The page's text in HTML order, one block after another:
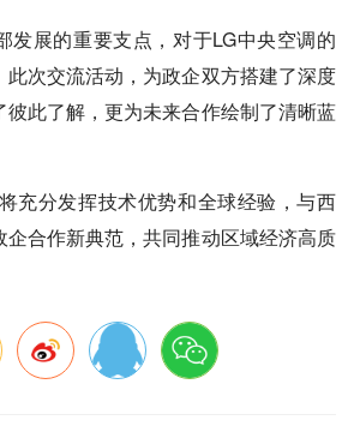
发展的重要支点，对于LG中央空调的
次交流活动，为政企双方搭建了深度
此了解，更为未来合作绘制了清晰蓝
充分发挥技术优势和全球经验，与西
合作新典范，共同推动区域经济高质